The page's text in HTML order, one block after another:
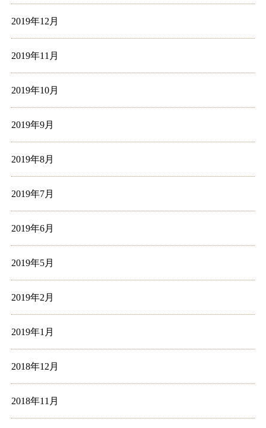
2019年12月
2019年11月
2019年10月
2019年9月
2019年8月
2019年7月
2019年6月
2019年5月
2019年2月
2019年1月
2018年12月
2018年11月